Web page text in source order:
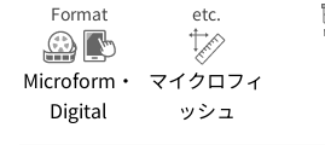
Format
Microform・
Digital
etc.
マイクロフィ
ッシュ